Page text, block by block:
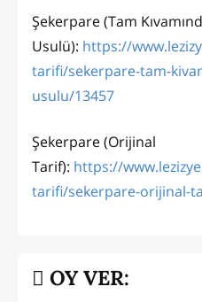
Şekerpare (Tam
Usulü): https://
tarifi/sekerpare-tam-
usulu/13457
Şekerpare (Orijinal
Tarif): https://
tarifi/sekerpare-orijinal-
OY VER: